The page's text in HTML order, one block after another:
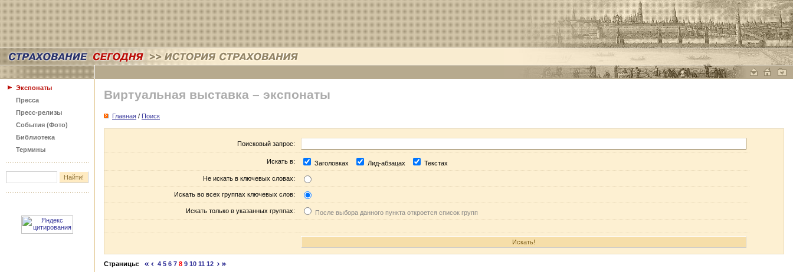
Экспонаты
Пресса
Пресс-релизы
События (Фото)
Библиотека
Термины
Виртуальная выставка – экспонаты
Главная / Поиск
Поисковый запрос:
Искать в: Заголовках Лид-абзацах Текстах
Не искать в ключевых словах:
Искать во всех группах ключевых слов:
Искать только в указанных группах: После выбора данного пункта откроется список групп
Страницы: 4 5 6 7 8 9 10 11 12